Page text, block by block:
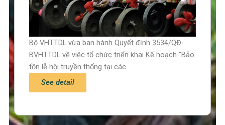
Bộ VHTTDL vừa ban hành Quyết định 3534/QĐ-
BVHTTDL về việc tổ chức triển khai Kế hoạch "Bảo
tồn lễ hội truyền thống tại các
See detail